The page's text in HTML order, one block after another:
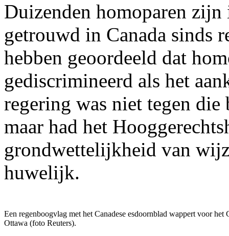
Duizenden homoparen
getrouwd in Canada sinds
hebben geoordeeld dat
gediscrimineerd als het
regering was niet tegen die
maar had het
grondwettelijkheid van
huwelijk.
Een regenboogvlag met het Canadese esdoornblad wappert voor het
Ottawa (foto Reuters).